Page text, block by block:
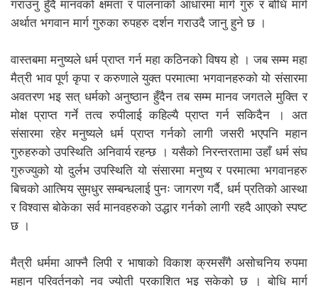
गराउनु हुँदै मानवको क्षमता र पालनाको आधारमा मार्ग गुरु र बोधि मार्ग
अर्थात भगवान मार्ग गुरुका रुपहरु दर्शन गराउदै जानु हुने छ ।
वास्तबमा मनुष्यले धर्म प्राप्त गर्न महा कठिनको विषय हो । जब सम्म महा
मैत्री भाव पूर्ण कृपा र करुणाले युक्त परमात्मा भगवानहरुको यो संसारमा
अवतरण भइ सत् धर्मको अनुष्ठान हुँदैन तब सम्म मानव जगतले मुक्ति र
मोक्ष प्राप्त गर्ने तत्व रुपीलाई कहिल्यै प्राप्त गर्न सकिदैन । अत
संसारमा रहेर मनुष्यले धर्म प्राप्त गर्नको लागी जसरी भएपनि महान
गुरुहरुको उपस्थिति अनिवार्य रहन्छ । यसैको निरन्तरतामा उहाँ धर्म संघ
गुरुज्युको यो दुर्लभ उपस्थिति यो संसारमा मनुष्य र परमात्मा भगवानहरु
बिचको आत्मिय सुमधुर सम्बन्धलाई पुनः जागरण गर्दै, धर्म प्रतिको आस्था
र विश्वास बोकेका सर्व मानवहरुको उद्धार गर्नको लागी रहदै आएको स्पष्ट
छ ।
मैत्री धर्ममा आफ्नै लिपी र भाषाको विकाश क्रमसँगै असोचनिय रुपमा
महान परिवर्तनको नव ज्योती प्रकाशित भइ सकेको छ । बोधि मार्ग